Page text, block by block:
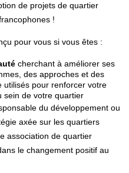
de projets de quartier
!
pour vous si vous êtes :
cherchant à améliorer ses
des approches et des
utilisés pour renforcer votre
sein de votre quartier
du développement ou
axée sur les quartiers
association de quartier
le changement positif au